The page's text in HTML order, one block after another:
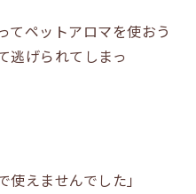
てペットアロマを使おう
逃げられてしまっ
使えませんでした」